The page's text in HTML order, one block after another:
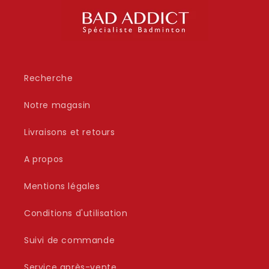
Recherche
Notre magasin
Livraisons et retours
A propos
Mentions légales
Conditions d'utilisation
Suivi de commande